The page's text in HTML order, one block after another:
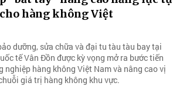
hàng không Việt
dưỡng, sửa chữa và đại tu tàu tàu bay tại
tế Vân Đồn được kỳ vọng mở ra bước tiến
nghiệp hàng không Việt Nam và nâng cao vị
giá trị hàng không khu vực.